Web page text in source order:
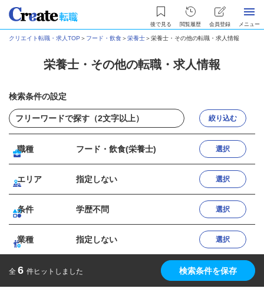
後で見る 閲覧履歴 会員登録 メニュー
クリエイト転職・求人TOP ＞ フード・飲食＞栄養士＞栄養士・その他の転職・求人情報
栄養士・その他の転職・求人情報
検索条件の設定
絞り込む
職種 フード・飲食(栄養士) 選択
エリア 指定しない 選択
条件 学歴不問 選択
業種 指定しない 選択
全 6 件ヒットしました 検索条件を保存